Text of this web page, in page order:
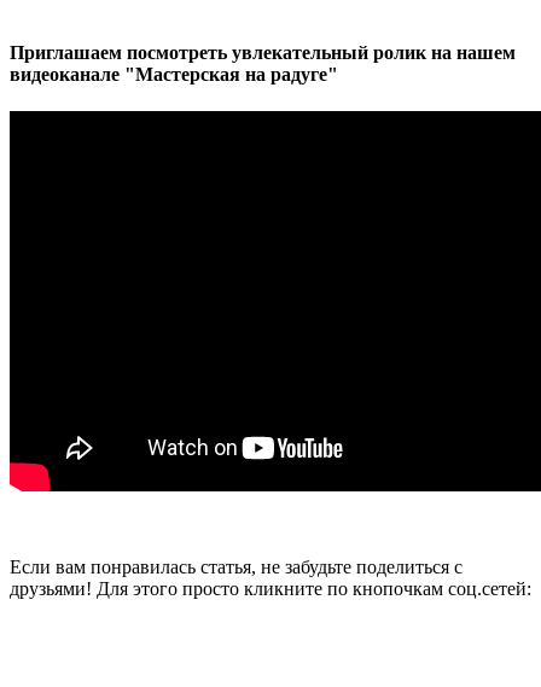
Приглашаем посмотреть увлекательный ролик на нашем
видеоканале "Мастерская на радуге"
Если вам понравилась статья, не забудьте поделиться с
друзьями! Для этого просто кликните по кнопочкам соц.сетей: